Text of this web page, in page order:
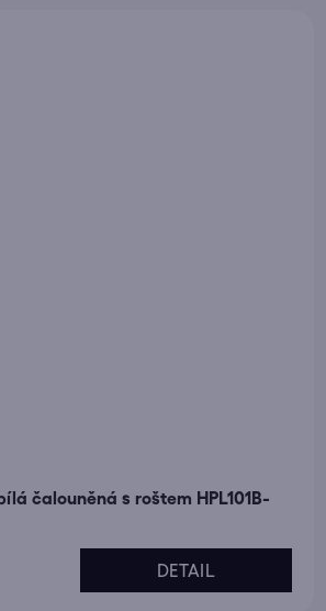
čalouněná s roštem HPL101B-
DETAIL